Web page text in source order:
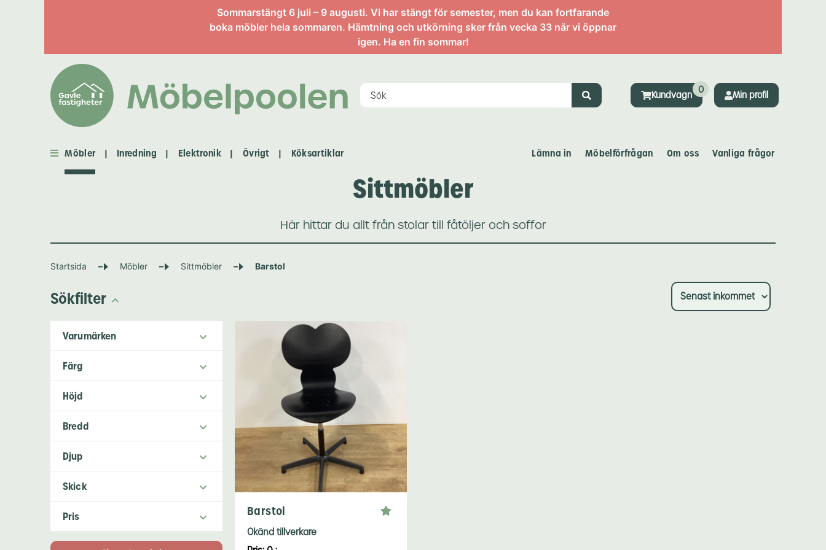
Sommarstängt 6 juli – 9 augusti. Vi har stängt för semester, men du kan fortfarande
boka möbler hela sommaren. Hämtning och utkörning sker från vecka 33 när vi öppnar
igen. Ha en fin sommar!
Kundvagn
0
Min profil
Möbler | Inredning | Elektronik | Övrigt | Köksartiklar Lämna in Möbelförfrågan Om oss Vanliga frågor
Möbler Sittmöbler
Här hittar du allt från stolar till fåtöljer och soffor
Startsida Möbler Sittmöbler Barstol
Sökfilter
Varumärken
Färg
Höjd
Bredd
Djup
Skick
Pris Barstol
Okänd tillverkare